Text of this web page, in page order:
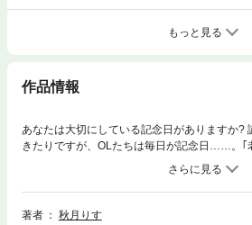
もっと見る
作品情報
あなたは大切にしている記念日がありますか?
きたりですが、OLたちは毎日が記念日……。｢
5歳で独身のOL…? リボンをかけた箱がなくて
くれていると感じる妻へのプレゼントは…? 上
に夫婦、家族持ちに独身……。あなたの身の回
像が! 絶妙な秋月プロファイリングがますます
著者
秋月りす